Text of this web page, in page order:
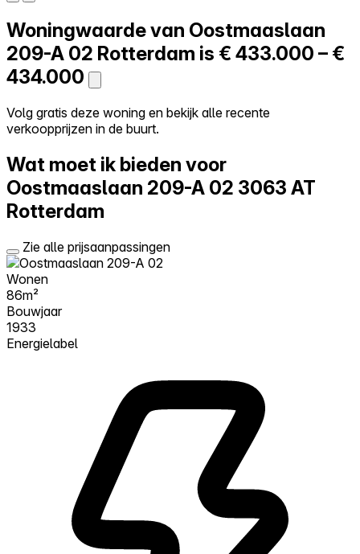
Zelf kopen
Alles-in-één
Reviews
Prijzen
Log in
Probeer Walter gratis
Woningwaarde van Oostmaaslaan
209-A 02 Rotterdam is € 433.000 – €
434.000
Volg gratis deze woning en bekijk alle recente
verkoopprijzen in de buurt.
Wat moet ik bieden voor
Oostmaaslaan 209-A 02 3063 AT
Rotterdam
Zie alle prijsaanpassingen
Wonen
86m²
Bouwjaar
1933
Energielabel